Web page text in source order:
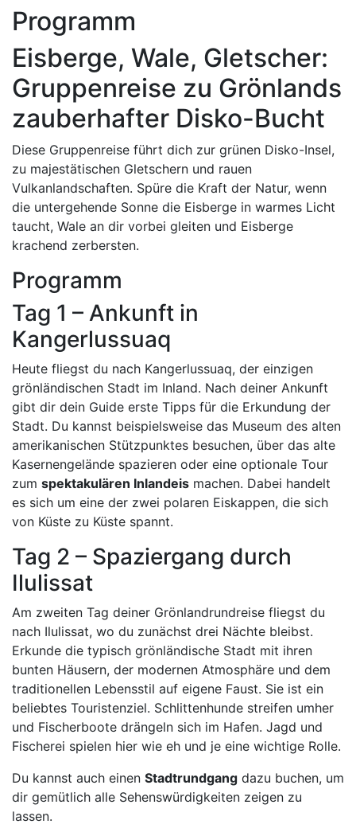
Programm
Eisberge, Wale, Gletscher:
Gruppenreise zu Grönlands
zauberhafter Disko-Bucht
Diese Gruppenreise führt dich zur grünen Disko-Insel,
zu majestätischen Gletschern und rauen
Vulkanlandschaften. Spüre die Kraft der Natur, wenn
die untergehende Sonne die Eisberge in warmes Licht
taucht, Wale an dir vorbei gleiten und Eisberge
krachend zerbersten.
Programm
Tag 1 – Ankunft in
Kangerlussuaq
Heute fliegst du nach Kangerlussuaq, der einzigen
grönländischen Stadt im Inland. Nach deiner Ankunft
gibt dir dein Guide erste Tipps für die Erkundung der
Stadt. Du kannst beispielsweise das Museum des alten
amerikanischen Stützpunktes besuchen, über das alte
Kasernengelände spazieren oder eine optionale Tour
zum spektakulären Inlandeis machen. Dabei handelt
es sich um eine der zwei polaren Eiskappen, die sich
von Küste zu Küste spannt.
Tag 2 – Spaziergang durch
Ilulissat
Am zweiten Tag deiner Grönlandrundreise fliegst du
nach Ilulissat, wo du zunächst drei Nächte bleibst.
Erkunde die typisch grönländische Stadt mit ihren
bunten Häusern, der modernen Atmosphäre und dem
traditionellen Lebensstil auf eigene Faust. Sie ist ein
beliebtes Touristenziel. Schlittenhunde streifen umher
und Fischerboote drängeln sich im Hafen. Jagd und
Fischerei spielen hier wie eh und je eine wichtige Rolle.
Du kannst auch einen Stadtrundgang dazu buchen, um
dir gemütlich alle Sehenswürdigkeiten zeigen zu
lassen.